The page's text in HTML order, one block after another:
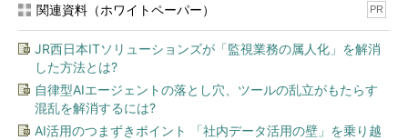
利用できる「レンジクラスタ」のデータ構造で比較すると、検索
うです。なお、新たに実装されたものなので、既存ユーザーが以
前のデータ構造で利用している場合は、データをテーブルに入れ
直す必要がありますが、データ移行自体はそう難しい処理ではな
いとのことです。
関連資料（ホワイトペーパー） PR
JR西日本ITソリューションズが「監視業務の属人化」を解消
した方法とは?
自律型AIエージェントの落とし穴、ツールの乱立がもたらす
混乱を解消するには?
AI活用のつまずきポイント 「社内データ活用の壁」を乗り越